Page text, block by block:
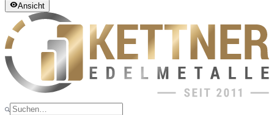
Ansicht